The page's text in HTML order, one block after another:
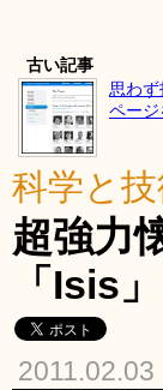
古い記事
思わず
ページ
科学と
超強力
「Isis